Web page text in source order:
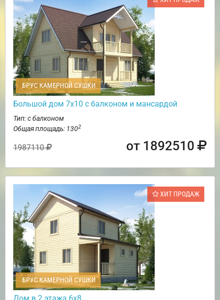
БРУС КАМЕРНОЙ СУШКИ
Большой дом 7х10 с балконом и мансардой
Тип: с балконом
Общая площадь: 1302
1987110 от 1892510
ХИТ ПРОДАЖ
БРУС КАМЕРНОЙ СУШКИ